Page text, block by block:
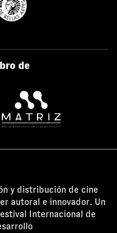
de
y distribución de cine
autoral e innovador. Un
Internacional de